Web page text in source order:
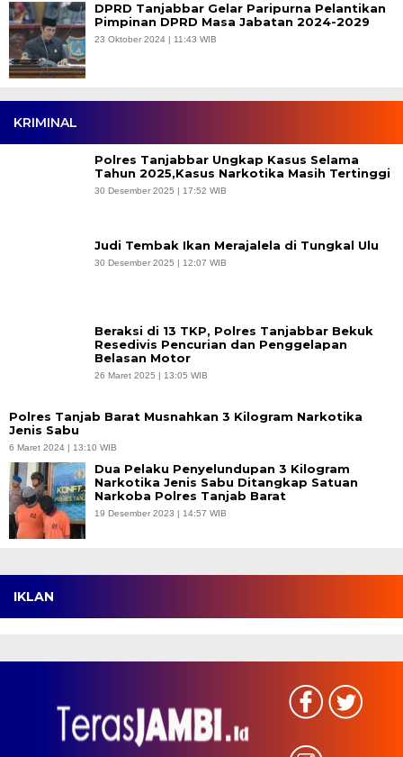
DPRD Tanjabbar Gelar Paripurna Pelantikan
Pimpinan DPRD Masa Jabatan 2024-2029
23 Oktober 2024 | 11:43 WIB
KRIMINAL
Polres Tanjabbar Ungkap Kasus Selama
Tahun 2025,Kasus Narkotika Masih Tertinggi
30 Desember 2025 | 17:52 WIB
Judi Tembak Ikan Merajalela di Tungkal Ulu
30 Desember 2025 | 12:07 WIB
Beraksi di 13 TKP, Polres Tanjabbar Bekuk
Resedivis Pencurian dan Penggelapan
Belasan Motor
26 Maret 2025 | 13:05 WIB
Polres Tanjab Barat Musnahkan 3 Kilogram Narkotika
Jenis Sabu
6 Maret 2024 | 13:10 WIB
Dua Pelaku Penyelundupan 3 Kilogram
Narkotika Jenis Sabu Ditangkap Satuan
Narkoba Polres Tanjab Barat
19 Desember 2023 | 14:57 WIB
IKLAN